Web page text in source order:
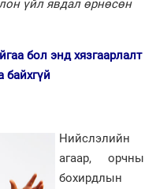
үйл явдал өрнөсөн
бол энд хязгаарлалт
байхгүй
Нийслэлийн
агаар, орчны
бохирдлын